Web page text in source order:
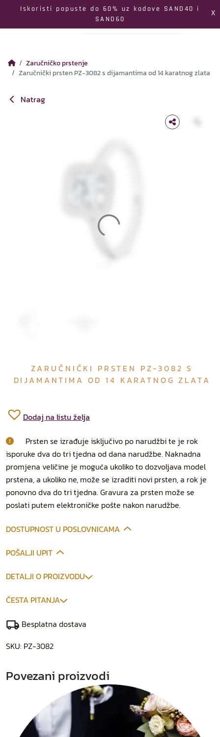
Iskoristi popuste do 60% uz kodove SAND40 i
SAND60
X
Izbornik
Profil Pretraga
Zaručničko prstenje
Zaručnički prsten PZ-3082 s dijamantima od 14 karatnog zlata
Natrag
ZARUČNIČKI PRSTEN PZ-3082 S
DIJAMANTIMA OD 14 KARATNOG ZLATA
Dodaj na listu želja
Prsten se izrađuje isključivo po narudžbi te je rok
isporuke dva do tri tjedna od dana narudžbe. Naknadna
promjena veličine je moguća ukoliko to dozvoljava model
prstena, a ukoliko ne, može se izraditi novi prsten, a rok je
ponovno dva do tri tjedna. Gravura za prsten može se
poslati putem elektroničke pošte nakon narudžbe.
DOSTUPNOST U POSLOVNICAMA
POŠALJI UPIT
DETALJI O PROIZVODU
ČESTA PITANJA
Besplatna dostava
SKU: PZ-3082
Povezani proizvodi